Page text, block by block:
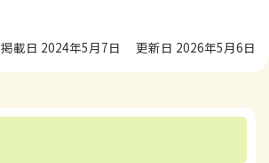
掲載日 2024年5月7日 更新日 2026年5月6日